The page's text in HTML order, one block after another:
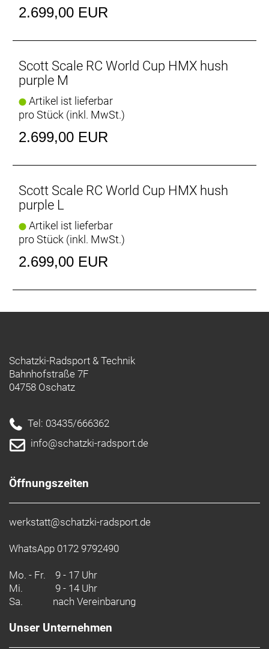
2.699,00 EUR
Scott Scale RC World Cup HMX hush
purple M
Artikel ist lieferbar
pro Stück (inkl. MwSt.)
2.699,00 EUR
Scott Scale RC World Cup HMX hush
purple L
Artikel ist lieferbar
pro Stück (inkl. MwSt.)
2.699,00 EUR
Schatzki-Radsport & Technik
Bahnhofstraße 7F
04758 Oschatz
Tel: 03435/666362
info@schatzki-radsport.de
Öffnungszeiten
werkstatt@schatzki-radsport.de
WhatsApp 0172 9792490
Mo. - Fr. 9 - 17 Uhr
Mi.
9 - 14 Uhr
Sa.
nach Vereinbarung
Unser Unternehmen